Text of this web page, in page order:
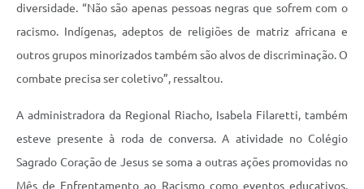
diversidade. “Não são apenas pessoas negras que sofrem com o
racismo. Indígenas, adeptos de religiões de matriz africana e
outros grupos minorizados também são alvos de discriminação. O
combate precisa ser coletivo”, ressaltou.
A administradora da Regional Riacho, Isabela Filaretti, também
esteve presente à roda de conversa. A atividade no Colégio
Sagrado Coração de Jesus se soma a outras ações promovidas no
Mês de Enfrentamento ao Racismo como eventos educativos,